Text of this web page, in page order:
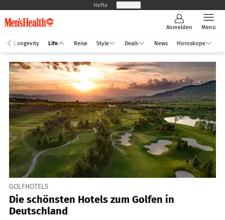
Hefte
Anmelden Menü
Longevity Life Reise Style Deals News Horoskope
GOLFHOTELS
Die schönsten Hotels zum Golfen in
Deutschland